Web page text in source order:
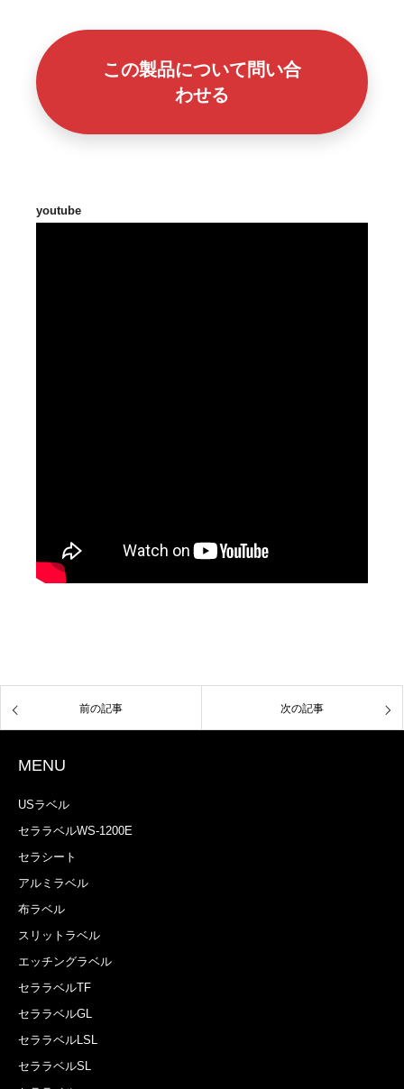
この製品について問い合
わせる
youtube
前の記事 次の記事
MENU
USラベル
セララベルWS-1200E
セラシート
アルミラベル
布ラベル
スリットラベル
エッチングラベル
セララベルTF
セララベルGL
セララベルLSL
セララベルSL